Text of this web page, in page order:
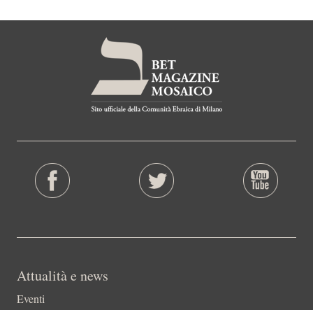
Attualità e news
Eventi